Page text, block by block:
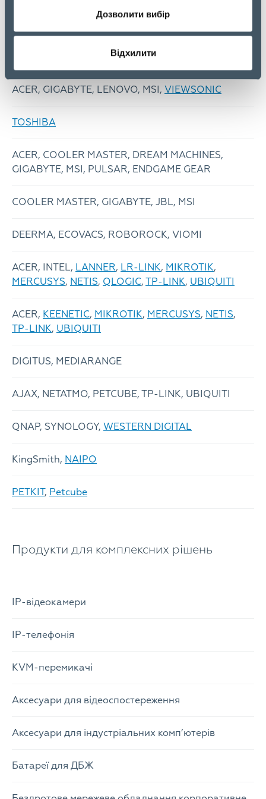
Дозволити вибір
Відхилити
COOLER MASTER, GIGABYTE, MSI, PULSAR,
ERGOFOUNT, KONDATOR, STREAMPLIFY
ACER, GIGABYTE, LENOVO, MSI, VIEWSONIC
TOSHIBA
ACER, COOLER MASTER, DREAM MACHINES,
GIGABYTE, MSI, PULSAR, ENDGAME GEAR
COOLER MASTER, GIGABYTE, JBL, MSI
DEERMA, ECOVACS, ROBOROCK, VIOMI
ACER, INTEL, LANNER, LR-LINK, MIKROTIK,
MERCUSYS, NETIS, QLOGIC, TP-LINK, UBIQUITI
ACER, KEENETIC, MIKROTIK, MERCUSYS, NETIS,
TP-LINK, UBIQUITI
DIGITUS, MEDIARANGE
AJAX, NETATMO, PETCUBE, TP-LINK, UBIQUITI
QNAP, SYNOLOGY, WESTERN DIGITAL
KingSmith, NAIPO
PETKIT, Petcube
Продукти для комплексних рішень
IP-відеокамери
IP-телефонія
KVM-перемикачі
Аксесуари для відеоспостереження
Аксесуари для індустріальних комп’ютерів
Батареї для ДБЖ